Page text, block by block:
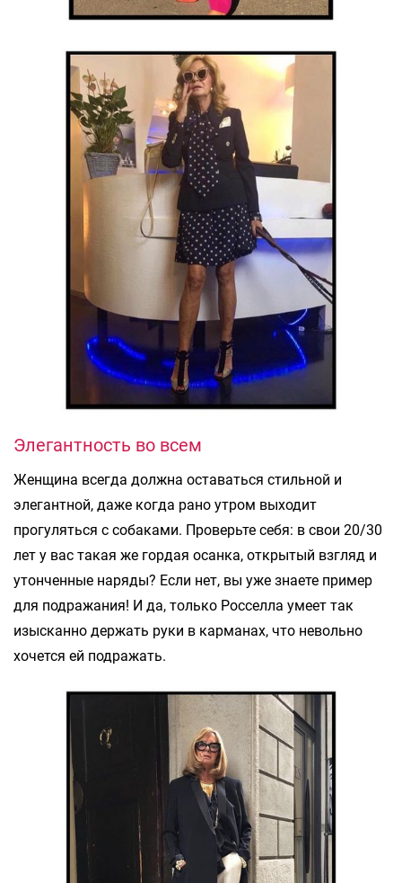
Элегантность во всем
Женщина всегда должна оставаться стильной и
элегантной, даже когда рано утром выходит
прогуляться с собаками. Проверьте себя: в свои 20/30
лет у вас такая же гордая осанка, открытый взгляд и
утонченные наряды? Если нет, вы уже знаете пример
для подражания! И да, только Росселла умеет так
изысканно держать руки в карманах, что невольно
хочется ей подражать.